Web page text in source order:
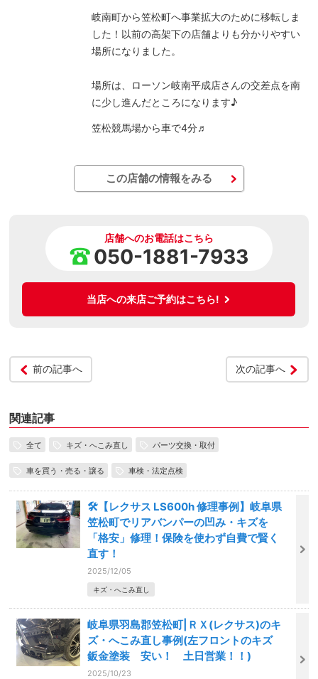
岐南町から笠松町へ事業拡大のために移転しま
した！以前の高架下の店舗よりも分かりやすい
場所になりました。
場所は、ローソン岐南平成店さんの交差点を南
に少し進んだところになります♪
笠松競馬場から車で4分♬
この店舗の情報をみる
店舗へのお電話はこちら
050-1881-7933
当店への来店ご予約はこちら!
前の記事へ 次の記事へ
関連記事
全て キズ・へこみ直し パーツ交換・取付
車を買う・売る・譲る 車検・法定点検
🛠️【レクサス LS600h 修理事例】岐阜県
笠松町でリアバンパーの凹み・キズを
「格安」修理！保険を使わず自費で賢く
直す！
2025/12/05
キズ・へこみ直し
岐阜県羽島郡笠松町|ＲＸ(レクサス)のキ
ズ・へこみ直し事例(左フロントのキズ
鈑金塗装 安い！ 土日営業！！)
2025/10/23